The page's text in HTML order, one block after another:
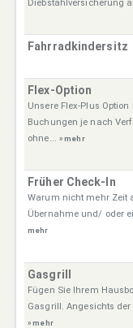
Diebstahlversicherung
Fahrradkindersitz
Flex-Option
Unsere Flex-Plus
Buchungen je nach
ohne... » mehr
Früher Check-In
Warum nicht mehr Zeit
Übernahme und/ oder
mehr
Gasgrill
Fügen Sie Ihrem
Gasgrill. Angesichts
» mehr